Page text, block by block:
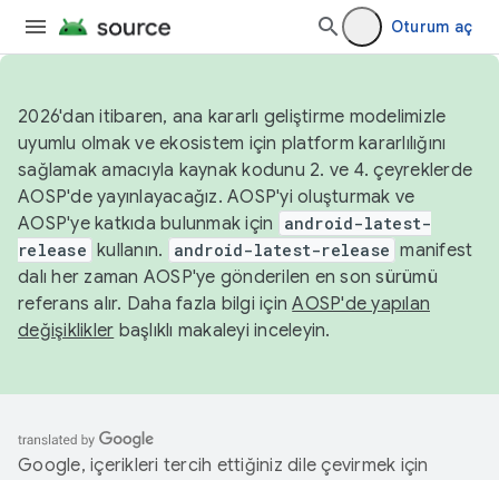
Oturum aç
2026'dan itibaren, ana kararlı geliştirme modelimizle
uyumlu olmak ve ekosistem için platform kararlılığını
sağlamak amacıyla kaynak kodunu 2. ve 4. çeyreklerde
AOSP'de yayınlayacağız. AOSP'yi oluşturmak ve
AOSP'ye katkıda bulunmak için
android-latest-
release kullanın. android-latest-release manifest
dalı her zaman AOSP'ye gönderilen en son sürümü
referans alır. Daha fazla bilgi içinAOSP'de yapılan
değişiklikler başlıklı makaleyi inceleyin.
Google, içerikleri tercih ettiğiniz dile çevirmek için